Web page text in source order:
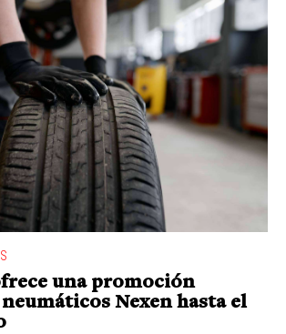
una promoción
Nexen hasta el